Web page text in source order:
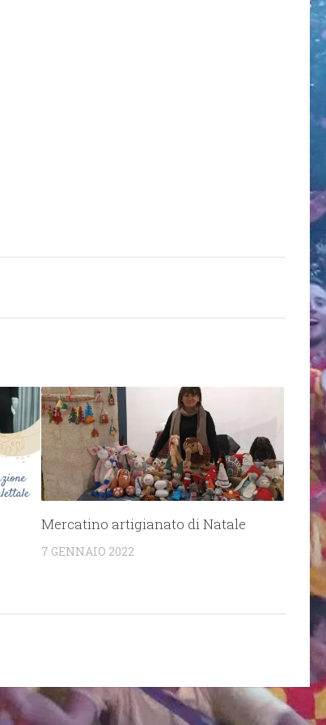
Mercatino artigianato di Natale
7 GENNAIO 2022